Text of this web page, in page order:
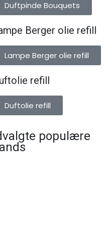
Duftpinde Bouquets
Berger olie refill
Lampe Berger olie refill
refill
Duftolie refill
populære